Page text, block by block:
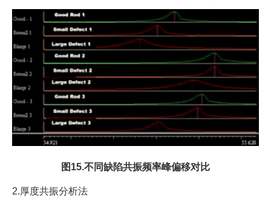
图15.不同缺陷共振频率峰偏移对比
2.厚度共振分析法